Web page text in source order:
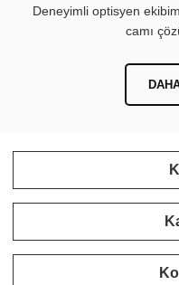
Deneyimli optisyen
camı